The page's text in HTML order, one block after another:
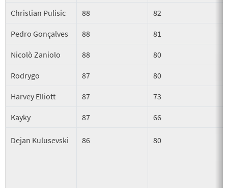
Christian Pulisic 88 82
Pedro Gonçalves 88 81
Nicolò Zaniolo 88 80
Rodrygo 87 80
Harvey Elliott 87 73
Kayky 87 66
Dejan Kulusevski 86 80